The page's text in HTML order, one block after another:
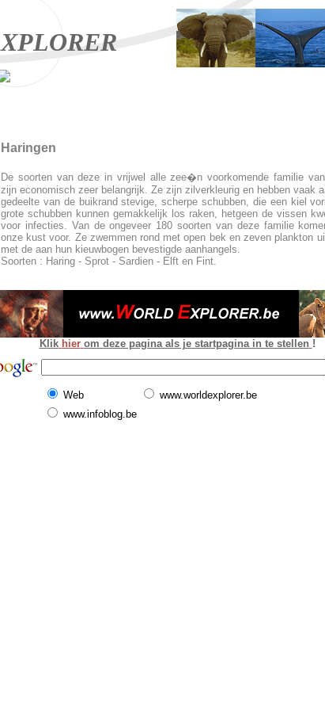
XPLORER
Haringen
De soorten van deze in vrijwel alle zee�n voorkomende familie
zijn economisch zeer belangrijk. Ze zijn zilverkleurig en hebben vaak
gedeelte van de buikrand stevige, scherpe schubben, die een kiel
grote schubben kunnen gemakkelijk los raken, hetgeen de vissen
voor infecties. Van de ongeveer 180 soorten van deze familie
onze kust voor. Ze zwemmen rond met open bek en zeven plankton
met de aan hun kieuwbogen bevestigde aanhangels.
Soorten : Haring - Sprot - Sardien - Elft en Fint.
Klik hier om deze pagina als je startpagina in te stellen !
Web
www.worldexplorer.be
www.infoblog.be